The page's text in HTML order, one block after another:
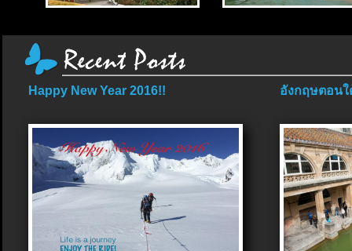
Happy New Year 2016!! อังกฤษตอนใ